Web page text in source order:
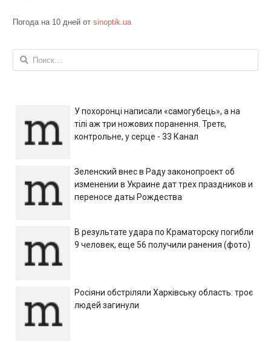
Погода на 10 дней от sinoptik.ua
Найти:
У похоронці написали «самогубець», а на
тілі аж три ножових поранення. Третє,
контрольне, у серце - 33 Канал
Зеленский внес в Раду законопроект об
изменении в Украине дат трех праздников и
переносе даты Рождества
В результате удара по Краматорску погибли
9 человек, еще 56 получили ранения (фото)
Росіяни обстріляли Харківську область: троє
людей загинули